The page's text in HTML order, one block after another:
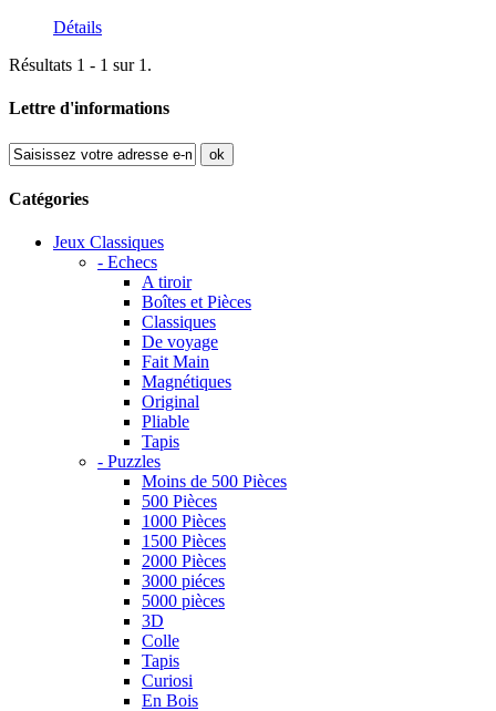
Détails
Résultats 1 - 1 sur 1.
Lettre d'informations
ok
Catégories
Jeux Classiques
- Echecs
A tiroir
Boîtes et Pièces
Classiques
De voyage
Fait Main
Magnétiques
Original
Pliable
Tapis
- Puzzles
Moins de 500 Pièces
500 Pièces
1000 Pièces
1500 Pièces
2000 Pièces
3000 piéces
5000 pièces
3D
Colle
Tapis
Curiosi
En Bois